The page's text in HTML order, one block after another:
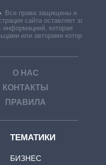
Все права защищены и
сайта оставляет за
информацией, которая
или авторами которой
О НАС
КОНТАКТЫ
ПРАВИЛА
ТЕМАТИКИ
БИЗНЕС